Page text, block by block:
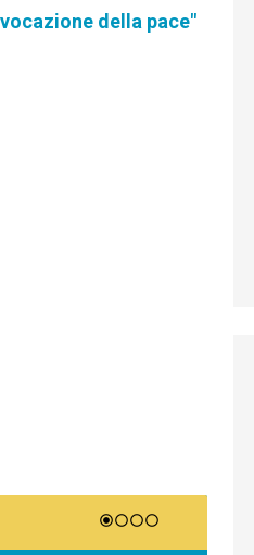
della pace"